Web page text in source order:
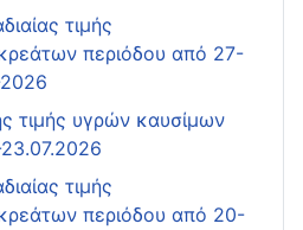
τιμής
περιόδου από 27-
τιμής υγρών καυσίμων
τιμής
περιόδου από 20-